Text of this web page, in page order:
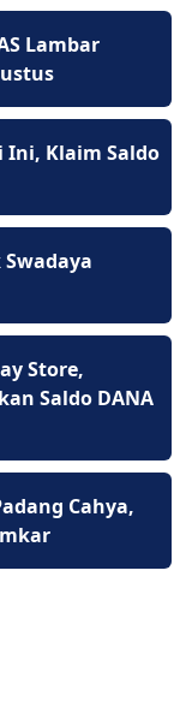
Lambar
Ini, Klaim Saldo
Store,
Saldo DANA
Cahya,